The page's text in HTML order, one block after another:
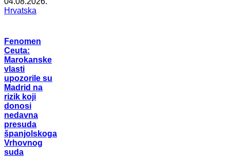
Hrvatska
Fenomen
Ceuta:
Marokanske
vlasti
upozorile su
Madrid na
rizik koji
donosi
nedavna
presuda
španjolskoga
Vrhovnog
suda